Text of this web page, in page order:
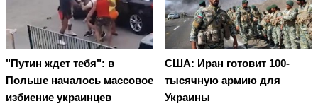
"Путин ждет тебя": в
Польше началось массовое
избиение украинцев
США: Иран готовит 100-
тысячную армию для
Украины